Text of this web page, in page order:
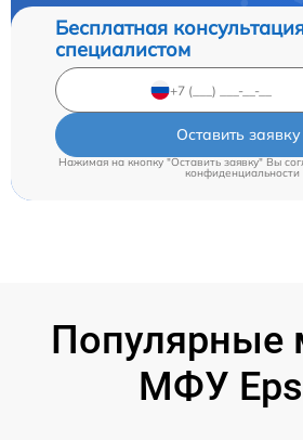
Бесплатная
специалистом
Оставить заявку
Нажимая на кнопку "Оставить заявку" Вы
конфиденциальности
Популярные
МФУ